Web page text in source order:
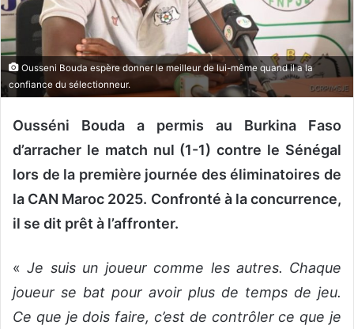
c
o
u
r
r
e
Ousseni Bouda espère donner le meilleur de lui-même quand il a la
confiance du sélectionneur.
Ousséni Bouda a permis au Burkina Faso
d’arracher le match nul (1-1) contre le Sénégal
lors de la première journée des éliminatoires de
la CAN Maroc 2025. Confronté à la concurrence,
il se dit prêt à l’affronter.
«Je suis un joueur comme les autres. Chaque
joueur se bat pour avoir plus de temps de jeu.
Ce que je dois faire, c’est de contrôler ce que je